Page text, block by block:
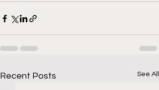
Recent Posts See All